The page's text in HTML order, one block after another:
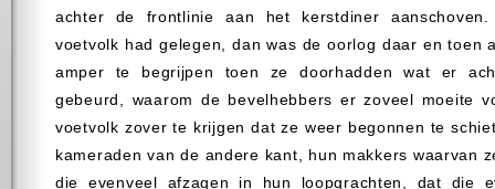
achter de frontlinie aan het kerstdiner
voetvolk had gelegen, dan was de oorlog daar en toen
amper te begrijpen toen ze doorhadden wat er
gebeurd, waarom de bevelhebbers er zoveel moeite
voetvolk zover te krijgen dat ze weer begonnen te
kameraden van de andere kant, hun makkers waarvan
die evenveel afzagen in hun loopgrachten, dat die